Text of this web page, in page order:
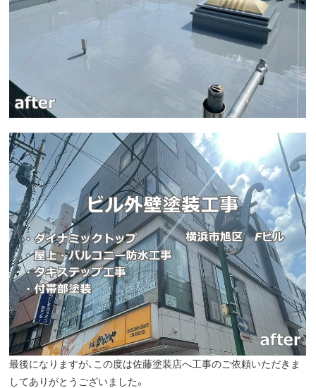
最後になりますが、この度は佐藤塗装店へ工事のご依頼いただきま
してありがとうございました。